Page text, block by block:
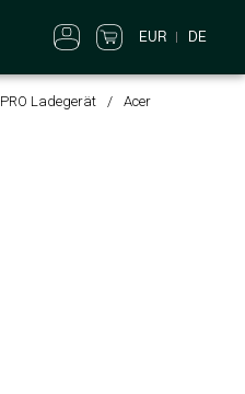
EUR DE
PRO Ladegerät Acer